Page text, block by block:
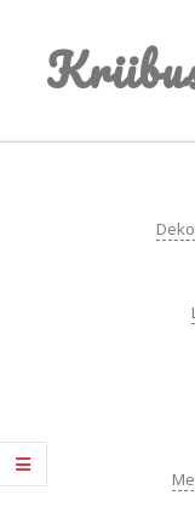
content